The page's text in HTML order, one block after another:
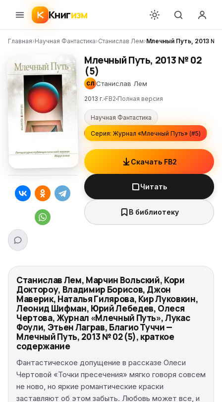
Книгизм
Главная›Научная Фантастика›Станислав Лем›Млечный Путь, 2013 №
Млечный Путь, 2013 № 02
(5)
СЛ Станислав Лем
2013 г. FB2 Полная версия
Научная Фантастика
Серия: Журнал «Млечный Путь» (#5)
Скачать FB2
Читать
В библиотеку
Станислав Лем, Марчин Вольский, Кори
Доктороу, Владимир Борисов, Джон
Маверик, Наталья Гилярова, Кир Луковкин,
Леонид Шифман, Юрий Лебедев, Олеся
Чертова, Журнал «Млечный Путь», Лукас
Фоули, Этьен Лаграв, Благио Туччи —
Млечный Путь, 2013 № 02 (5), краткое
содержание
Фантастическое допущение в рассказе Олеси
Чертовой «Точки пресечения» мягко говоря совсем
не ново, но яркие романтические краски
заставляют об этом забыть. Любовь может все, и